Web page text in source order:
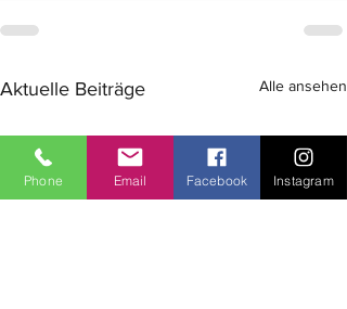
Aktuelle Beiträge Alle ansehen
Phone Email Facebook Instagram